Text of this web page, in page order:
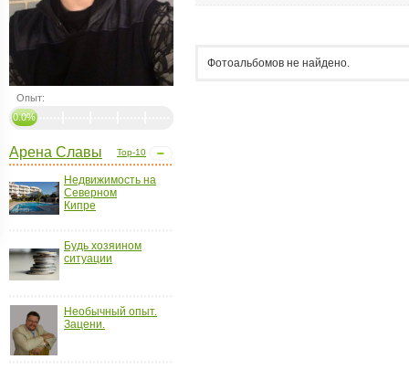
рассылку
Опыт:
0.0%
Top-10
Арена Славы
Недвижимость на
Северном
Кипре
Будь хозяином
ситуации
Необычный опыт.
Зацени.
Фотоальбомов не найдено.